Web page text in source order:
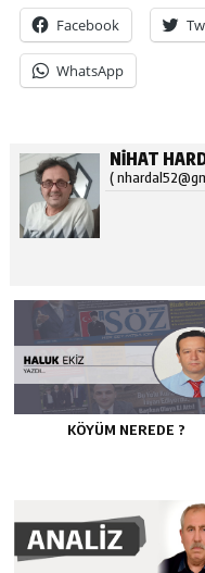
Facebook
WhatsApp
NİHAT
(
KÖYÜM NEREDE ?